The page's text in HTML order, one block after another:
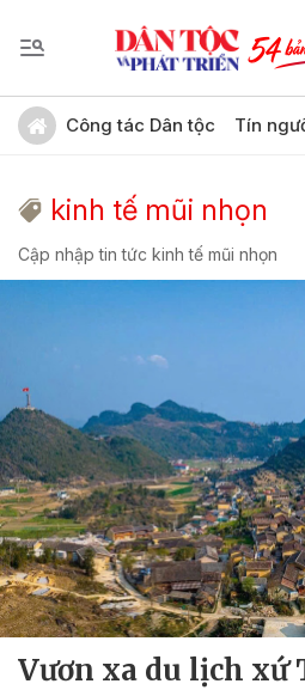
Công tác Dân tộc Tín
kinh tế mũi nhọn
Cập nhập tin tức kinh tế mũi nhọn
Vươn xa du lịch xứ